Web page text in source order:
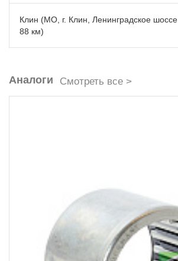
Клин (МО, г. Клин, Ленинградское шоссе
88 км)
Аналоги Смотреть все >